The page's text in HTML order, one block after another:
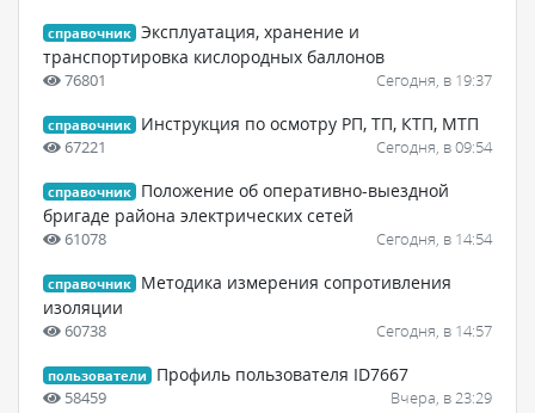
справочник Эксплуатация, хранение и
транспортировка кислородных баллонов
76801 Сегодня, в 19:37
справочник Инструкция по осмотру РП, ТП, КТП, МТП
67221 Сегодня, в 09:54
справочник
Положение об оперативно-выездной
бригаде района электрических сетей
61078 Сегодня, в 14:54
справочник
Методика измерения сопротивления
изоляции
60738 Сегодня, в 14:57
пользователи Профиль пользователя ID7667
58459 Вчера, в 23:29